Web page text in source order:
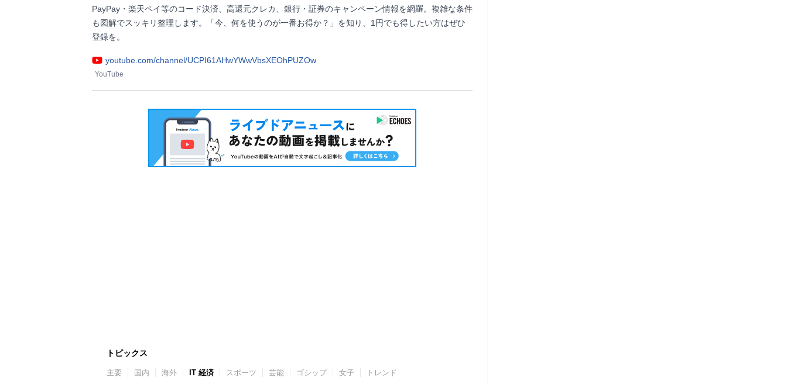
PayPay・楽天ペイ等のコード決済、高還元クレカ、銀行・証券のキャンペーン情報を網羅。複雑な条件
も図解でスッキリ整理します。「今、何を使うのが一番お得か？」を知り、1円でも得したい方はぜひ
登録を。
youtube.com/channel/UCPI61AHwYWwVbsXEOhPUZOw
YouTube
トピックス
主要 国内 海外 IT 経済 スポーツ 芸能 ゴシップ 女子 トレンド